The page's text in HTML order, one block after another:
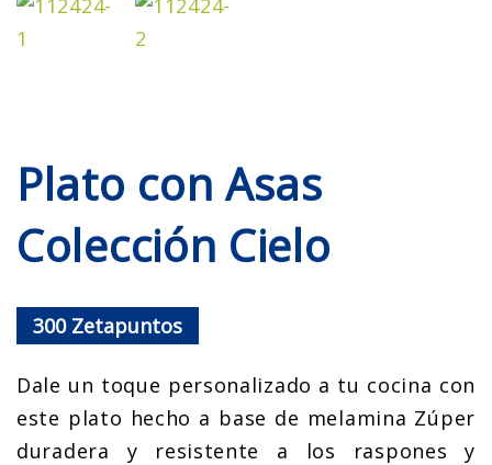
Plato con Asas
Colección Cielo
300 Zetapuntos
Dale un toque personalizado a tu cocina con
este plato hecho a base de melamina Zúper
duradera y resistente a los raspones y